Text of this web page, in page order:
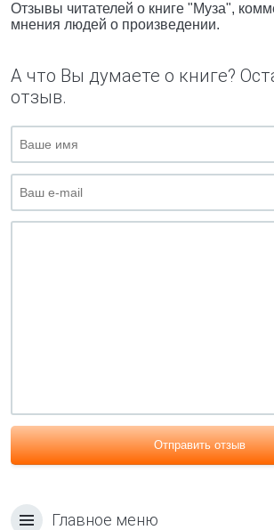
Отзывы читателей о книге "Муза",
мнения людей о произведении.
А что Вы думаете о книге?
отзыв.
Отправить отзыв
Главное меню